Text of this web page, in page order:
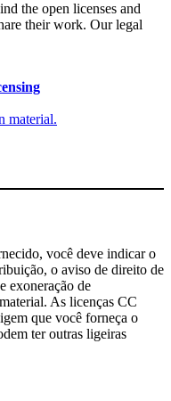
the open licenses and
their work. Our legal
material.
você deve indicar o
o aviso de direito de
exoneração de
As licenças CC
que você forneça o
ter outras ligeiras